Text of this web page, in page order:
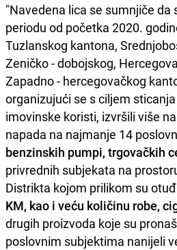
"Navedena lica se sumnjiče da
periodu od početka 2020.
Tuzlanskog kantona,
Zeničko - dobojskog,
Zapadno - hercegovačkog
organizujući se s ciljem
imovinske koristi, izvršili više
napada na najmanje 14
benzinskih pumpi, trgovačkih
privrednih subjekata na
Distrikta kojom prilikom su
KM, kao i veću količinu robe,
drugih proizvoda koje su
poslovnim subjektima nanijeli